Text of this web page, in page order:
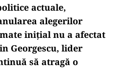
actuale,
alegerilor
inițial nu a afectat
Georgescu, lider
să atragă o